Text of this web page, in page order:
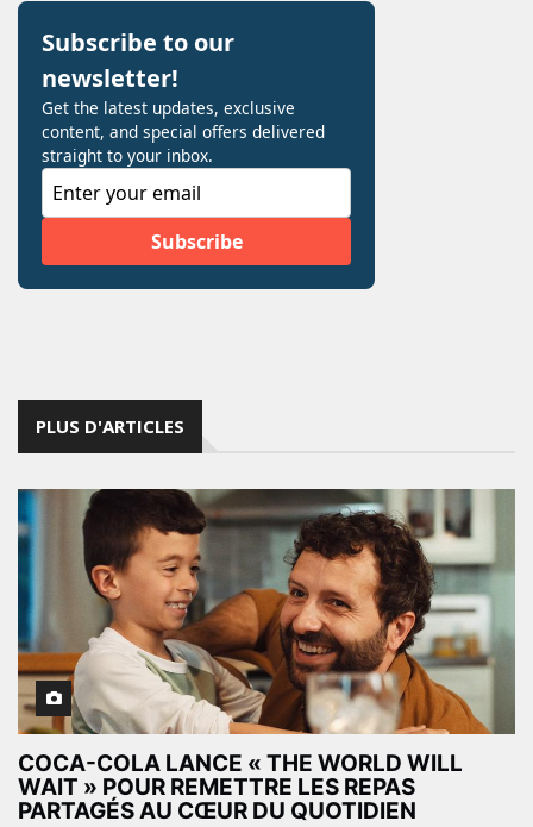
PLUS D'ARTICLES
COCA-COLA LANCE « THE WORLD WILL
WAIT » POUR REMETTRE LES REPAS
PARTAGÉS AU CŒUR DU QUOTIDIEN